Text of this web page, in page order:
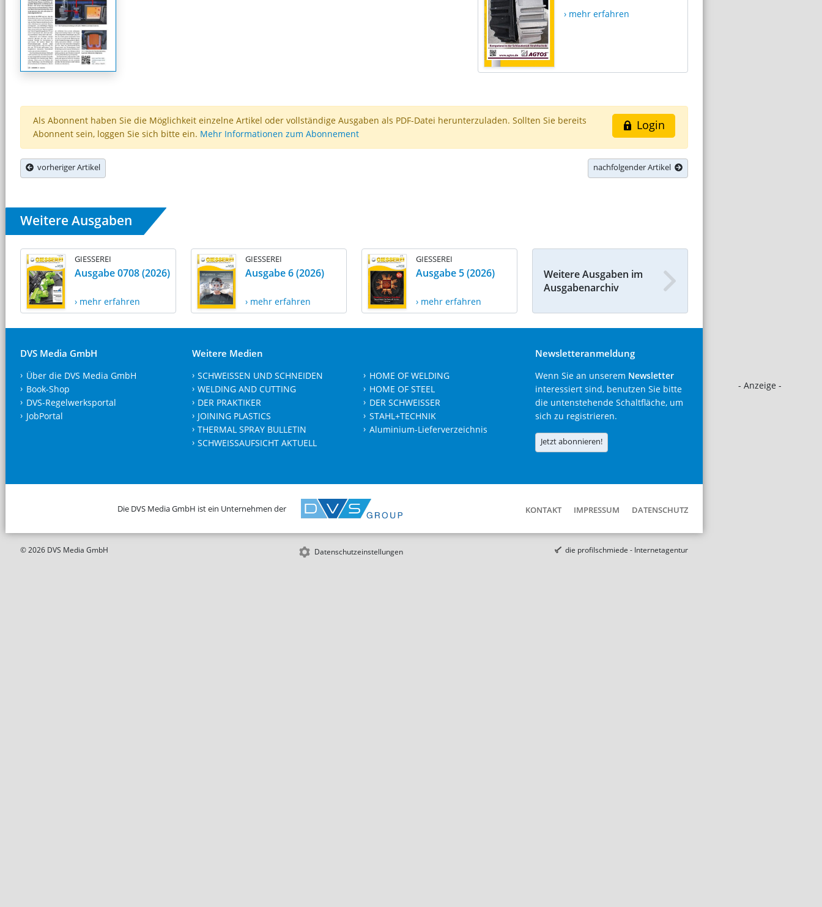
- Anzeige -
› mehr erfahren
Login
Als Abonnent haben Sie die Möglichkeit einzelne Artikel oder vollständige Ausgaben als PDF-Datei herunterzuladen. Sollten Sie bereits
Abonnent sein, loggen Sie sich bitte ein. Mehr Informationen zum Abonnement
vorheriger Artikel nachfolgender Artikel
Weitere Ausgaben
GIESSEREI
Ausgabe 0708 (2026)
› mehr erfahren
GIESSEREI
Ausgabe 6 (2026)
› mehr erfahren
GIESSEREI
Ausgabe 5 (2026)
› mehr erfahren
Weitere Ausgaben im
Ausgabenarchiv
DVS Media GmbH
Über die DVS Media GmbH
Book-Shop
DVS-Regelwerksportal
JobPortal
Weitere Medien
SCHWEISSEN UND SCHNEIDEN
WELDING AND CUTTING
DER PRAKTIKER
JOINING PLASTICS
THERMAL SPRAY BULLETIN
SCHWEISSAUFSICHT AKTUELL
HOME OF WELDING
HOME OF STEEL
DER SCHWEISSER
STAHL+TECHNIK
Aluminium-Lieferverzeichnis
Newsletteranmeldung
Wenn Sie an unserem Newsletter
interessiert sind, benutzen Sie bitte
die untenstehende Schaltfläche, um
sich zu registrieren.
Jetzt abonnieren!
Die DVS Media GmbH ist ein Unternehmen der KONTAKT IMPRESSUM DATENSCHUTZ
© 2026 DVS Media GmbH Datenschutzeinstellungen die profilschmiede - Internetagentur